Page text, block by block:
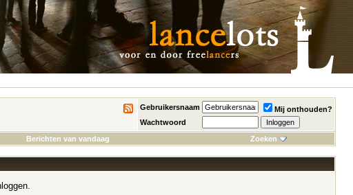
Gebruikersnaam
Mij onthouden?
Wachtwoord
Berichten van vandaag Zoeken